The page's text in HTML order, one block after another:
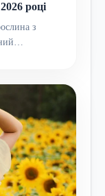
році
з